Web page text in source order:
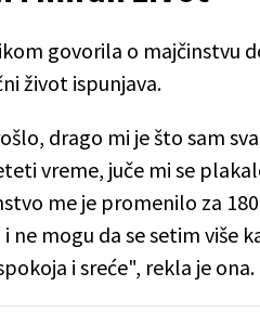
govorila o majčinstvu
život ispunjava.
drago mi je što sam
vreme, juče mi se
me je promenilo za
ne mogu da se setim više
i sreće", rekla je ona.